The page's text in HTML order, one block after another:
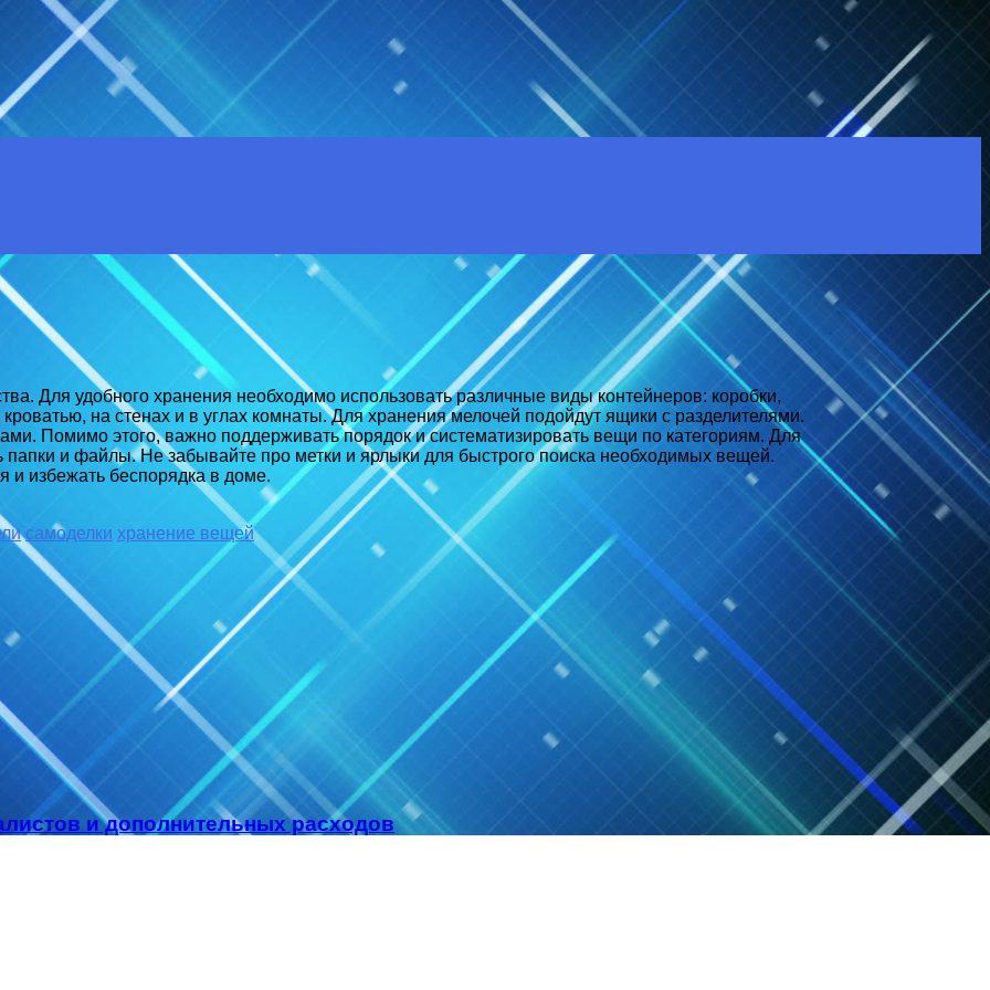
Для удобного хранения необходимо использовать различные виды контейнеров: коробки,
на стенах и в углах комнаты. Для хранения мелочей подойдут ящики с разделителями.
Помимо этого, важно поддерживать порядок и систематизировать вещи по категориям. Для
папки и файлы. Не забывайте про метки и ярлыки для быстрого поиска необходимых вещей.
и избежать беспорядка в доме.
самоделки хранение вещей
и дополнительных расходов